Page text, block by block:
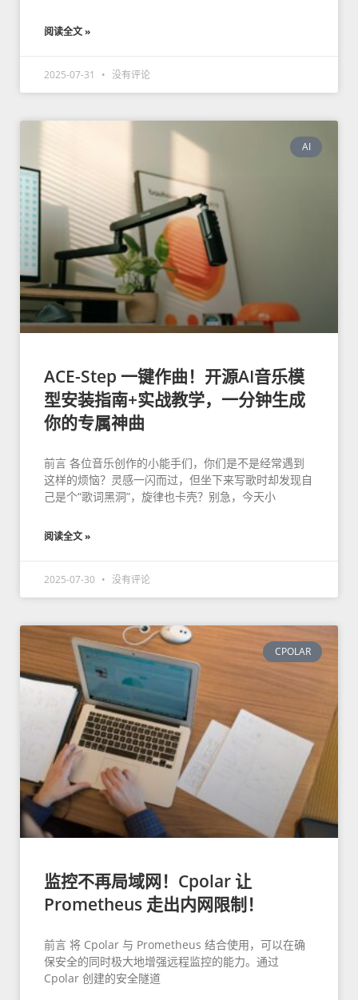
阅读全文 »
2025-07-31 没有评论
AI
ACE-Step 一键作曲！开源AI音乐模
型安装指南+实战教学，一分钟生成
你的专属神曲
前言 各位音乐创作的小能手们，你们是不是经常遇到
这样的烦恼？灵感一闪而过，但坐下来写歌时却发现自
己是个“歌词黑洞”，旋律也卡壳？别急，今天小
阅读全文 »
2025-07-30 没有评论
CPOLAR
监控不再局域网！Cpolar 让
Prometheus 走出内网限制！
前言 将 Cpolar 与 Prometheus 结合使用，可以在确
保安全的同时极大地增强远程监控的能力。通过
Cpolar 创建的安全隧道